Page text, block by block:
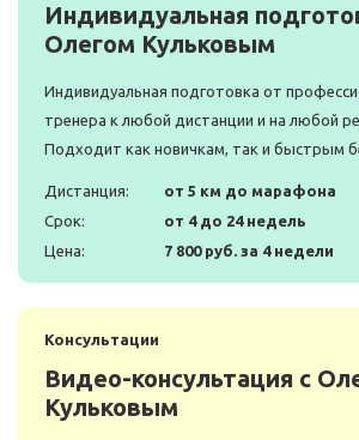
Индивидуальная
Олегом Кульковым
Индивидуальная подготовка от
тренера к любой дистанции и на любой
Подходит как новичкам, так и быстрым
Дистанция:
от 5 км до марафона
Срок:
от 4 до 24 недель
Цена:
7 800 руб. за 4 недели
Консультации
Видео-консультация с
Кульковым